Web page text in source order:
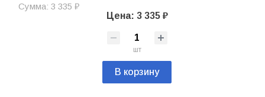
Сумма: 3 335 ₽
Цена: 3 335 ₽
шт
В корзину